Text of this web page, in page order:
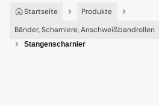
Startseite
Produkte
Bänder, Scharniere, Anschweißbandrollen
Stangenscharnier